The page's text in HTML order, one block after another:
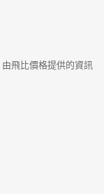
由飛比價格提供的資訊